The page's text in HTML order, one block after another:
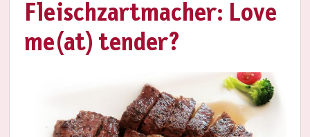
Fleischzartmacher: Love
me(at) tender?